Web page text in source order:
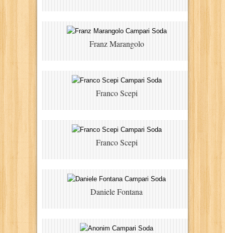
Franz Marangolo
Franco Scepi
Franco Scepi
Daniele Fontana